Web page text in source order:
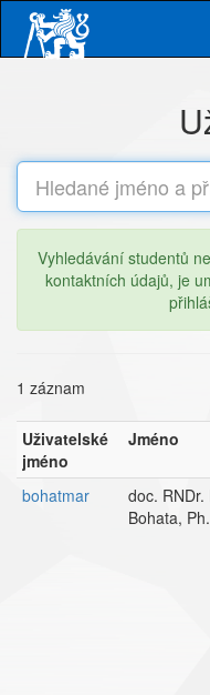
main
Vyhledávání studentů
kontaktních údajů, je
1 záznam
Uživatelské
jméno
Jméno
bohatmar
doc. RNDr.
Bohata,